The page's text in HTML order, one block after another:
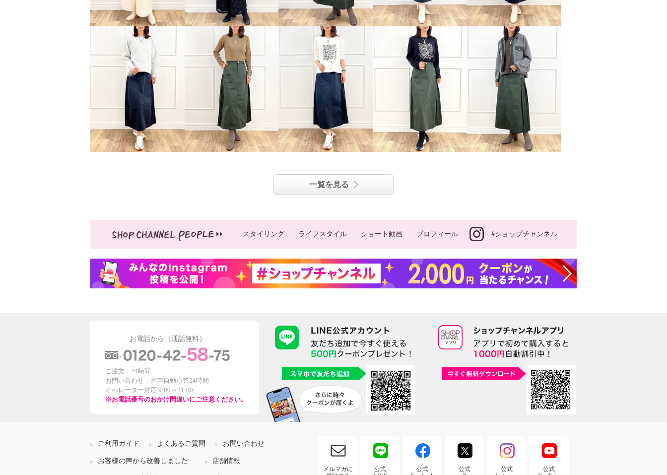
一覧を見る
スタイリング ライフスタイル ショート動画 プロフィール #ショップチャンネル
お電話から（通話無料）
ご注文：24時間
お問い合わせ：音声自動応答24時間
オペレーター対応 9:00～21:00
※お電話番号のおかけ間違いにご注意ください。
ご利用ガイド よくあるご質問 お問い合わせ
お客様の声から改善しました 店舗情報
メルマガに
公式
公式
公式
公式
公式